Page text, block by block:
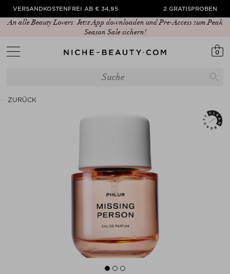
VERSANDKOSTENFREI AB € 34,95 2 GRATISPROBEN
An alle Beauty Lovers: Jetzt App downloaden und Pre-Access zum Peak
Season Sale sichern!
0
ZURÜCK